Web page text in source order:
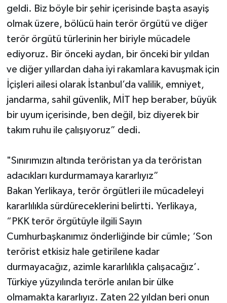
geldi. Biz böyle bir şehir içerisinde başta asayiş
olmak üzere, bölücü hain terör örgütü ve diğer
terör örgütü türlerinin her biriyle mücadele
ediyoruz. Bir önceki aydan, bir önceki bir yıldan
ve diğer yıllardan daha iyi rakamlara kavuşmak için
İçişleri ailesi olarak İstanbul’da valilik, emniyet,
jandarma, sahil güvenlik, MİT hep beraber, büyük
bir uyum içerisinde, ben değil, biz diyerek bir
takım ruhu ile çalışıyoruz” dedi.
"Sınırımızın altında teröristan ya da teröristan
adacıkları kurdurmamaya kararlıyız”
Bakan Yerlikaya, terör örgütleri ile mücadeleyi
kararlılıkla sürdüreceklerini belirtti. Yerlikaya,
“PKK terör örgütüyle ilgili Sayın
Cumhurbaşkanımız önderliğinde bir cümle; ‘Son
terörist etkisiz hale getirilene kadar
durmayacağız, azimle kararlılıkla çalışacağız’.
Türkiye yüzyılında terörle anılan bir ülke
olmamakta kararlıyız. Zaten 22 yıldan beri onun